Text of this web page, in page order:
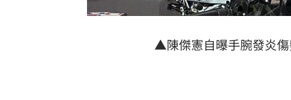
▲陳傑憲自曝手腕發炎傷